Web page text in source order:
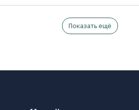
Показать ещё